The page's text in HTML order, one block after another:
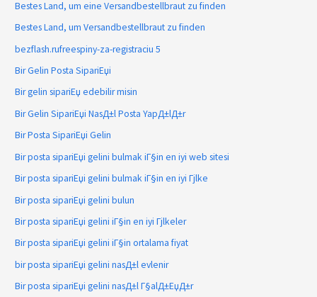
Bestes Land, um eine Versandbestellbraut zu finden
Bestes Land, um Versandbestellbraut zu finden
bezflash.rufreespiny-za-registraciu 5
Bir Gelin Posta SipariЕџi
Bir gelin sipariЕџ edebilir misin
Bir Gelin SipariЕџi NasД±l Posta YapД±lД±r
Bir Posta SipariЕџi Gelin
Bir posta sipariЕџi gelini bulmak iГ§in en iyi web sitesi
Bir posta sipariЕџi gelini bulmak iГ§in en iyi Гјlke
Bir posta sipariЕџi gelini bulun
Bir posta sipariЕџi gelini iГ§in en iyi Гјlkeler
Bir posta sipariЕџi gelini iГ§in ortalama fiyat
bir posta sipariЕџi gelini nasД±l evlenir
Bir posta sipariЕџi gelini nasД±l Г§alД±ЕџД±r